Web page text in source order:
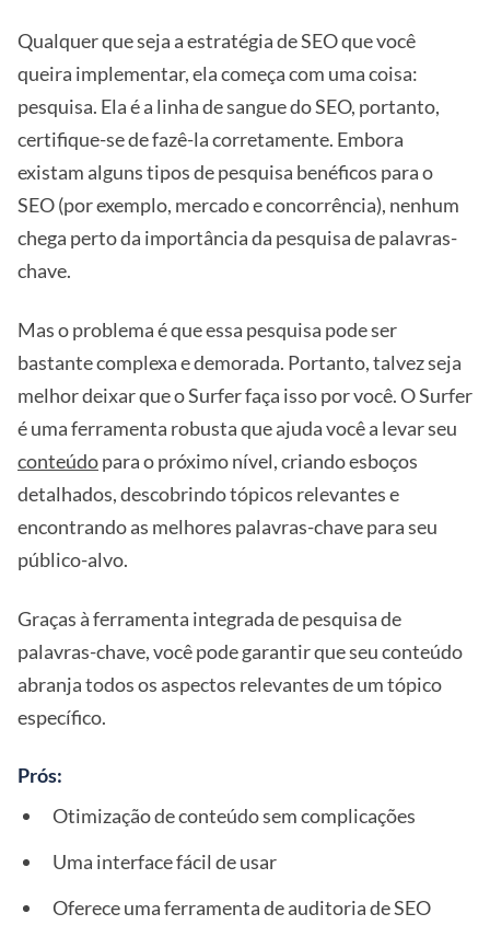
Qualquer que seja a estratégia de SEO que você
queira implementar, ela começa com uma coisa:
pesquisa. Ela é a linha de sangue do SEO, portanto,
certifique-se de fazê-la corretamente. Embora
existam alguns tipos de pesquisa benéficos para o
SEO (por exemplo, mercado e concorrência), nenhum
chega perto da importância da pesquisa de palavras-
chave.
Mas o problema é que essa pesquisa pode ser
bastante complexa e demorada. Portanto, talvez seja
melhor deixar que o Surfer faça isso por você. O Surfer
é uma ferramenta robusta que ajuda você a levar seu
conteúdopara o próximo nível, criando esboços
detalhados, descobrindo tópicos relevantes e
encontrando as melhores palavras-chave para seu
público-alvo.
Graças à ferramenta integrada de pesquisa de
palavras-chave, você pode garantir que seu conteúdo
abranja todos os aspectos relevantes de um tópico
específico.
Prós:
Otimização de conteúdo sem complicações
Uma interface fácil de usar
Oferece uma ferramenta de auditoria de SEO